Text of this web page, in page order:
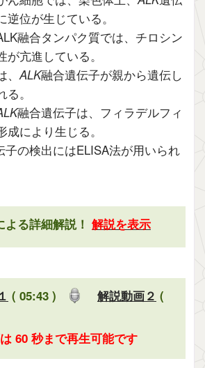
位が生じている。
融合タンパク質では、チロシン
が亢進している。
ALK融合遺伝子が親から遺伝し
。
融合遺伝子は、フィラデルフィ
成により生じる。
子の検出にはELISA法が用いられ
よる詳細解説！ 解説を表示
( 05:43 ) 解説動画２ (
60 秒まで再生可能です